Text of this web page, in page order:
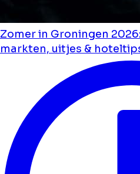
Zomer in Groningen
markten, uitjes &